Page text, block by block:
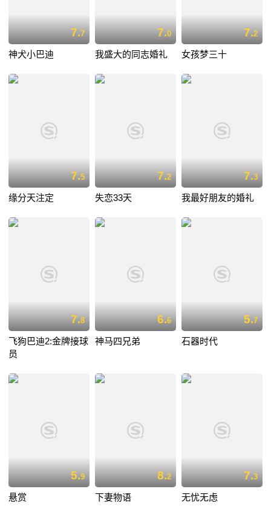
7.7
神犬小巴迪
7.0
我盛大的同志婚礼
7.2
女孩梦三十
7.5
缘分天注定
7.2
失恋33天
7.3
我最好朋友的婚礼
7.8
飞狗巴迪2:金牌接球
员
6.6
神马四兄弟
5.7
石器时代
5.9
悬赏
8.2
下妻物语
7.3
无忧无虑